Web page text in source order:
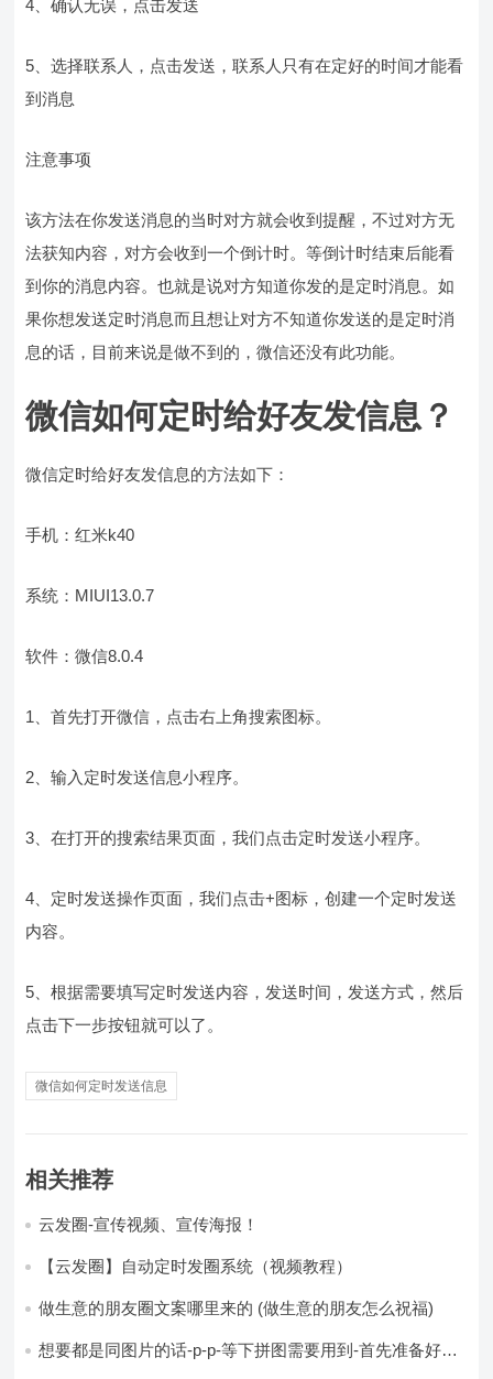
4、确认无误，点击发送
5、选择联系人，点击发送，联系人只有在定好的时间才能看
到消息
注意事项
该方法在你发送消息的当时对方就会收到提醒，不过对方无
法获知内容，对方会收到一个倒计时。等倒计时结束后能看
到你的消息内容。也就是说对方知道你发的是定时消息。如
果你想发送定时消息而且想让对方不知道你发送的是定时消
息的话，目前来说是做不到的，微信还没有此功能。
微信如何定时给好友发信息？
微信定时给好友发信息的方法如下：
手机：红米k40
系统：MIUI13.0.7
软件：微信8.0.4
1、首先打开微信，点击右上角搜索图标。
2、输入定时发送信息小程序。
3、在打开的搜索结果页面，我们点击定时发送小程序。
4、定时发送操作页面，我们点击+图标，创建一个定时发送
内容。
5、根据需要填写定时发送内容，发送时间，发送方式，然后
点击下一步按钮就可以了。
微信如何定时发送信息
相关推荐
云发圈-宣传视频、宣传海报！
【云发圈】自动定时发圈系统（视频教程）
做生意的朋友圈文案哪里来的 (做生意的朋友怎么祝福)
想要都是同图片的话-p-p-等下拼图需要用到-首先准备好最